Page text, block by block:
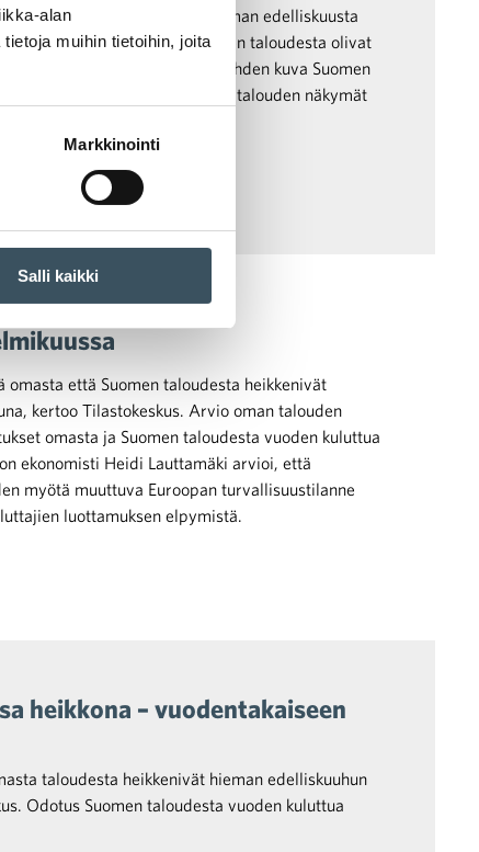
alan
muihin tietoihin, joita
Markkinointi
Salli kaikki
nykytilasta parani hieman edelliskuusta
omasta ja myös Suomen taloudesta olivat
Vuodentakaiseen nähden kuva Suomen
aavistuksen, kun taas oman talouden näkymät
omasta että Suomen taloudesta heikkenivät
kertoo Tilastokeskus. Arvio oman talouden
omasta ja Suomen taloudesta vuoden kuluttua
ekonomisti Heidi Lauttamäki arvioi, että
myötä muuttuva Euroopan turvallisuustilanne
luottamuksen elpymistä.
heikkona – vuodentakaiseen
taloudesta heikkenivät hieman edelliskuuhun
Odotus Suomen taloudesta vuoden kuluttua